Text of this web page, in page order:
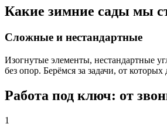
Какие зимние сады мы
Сложные и нестандартные
Изогнутые элементы, нестандартные
без опор. Берёмся за задачи, от
Работа под ключ: от
1